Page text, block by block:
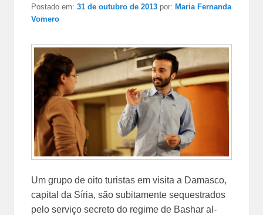
Postado em:31 de outubro de 2013 por:Maria Fernanda
Vomero
Um grupo de oito turistas em visita a Damasco,
capital da Síria, são subitamente sequestrados
pelo serviço secreto do regime de Bashar al-